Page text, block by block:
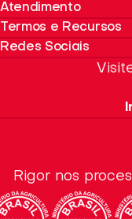
Sobre a Alibem
Sustentabilidade
Atendimento
Onde Encontrar
Quero Revender
Termos e Recursos
Política de
Redes Sociais
Rigor nos